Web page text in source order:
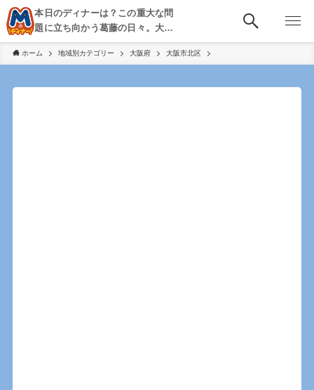
本日のディナーは？この重大な問
題に立ち向かう葛藤の日々。大
阪・京都・神戸を中心とした食べ
歩き、飲み歩きを綴る。
ホーム 地域別カテゴリー 大阪府 大阪市北区